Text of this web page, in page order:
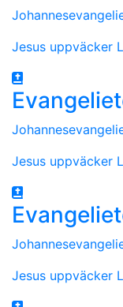
Jesus uppväcker
Jesus uppväcker
Jesus uppväcker